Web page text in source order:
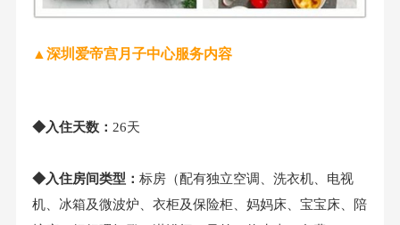
▲深圳爱帝宫月子中心服务内容
◆入住天数： 26天
◆入住房间类型： 标房（配有独立空调、洗衣机、电视
机、冰箱及微波炉、衣柜及保险柜、妈妈床、宝宝床、陪